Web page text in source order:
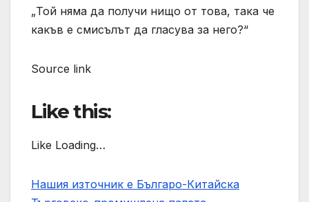
„Той няма да получи нищо от това, така че
какъв е смисълът да гласува за него?“
Source link
Like this:
Like Loading…
Нашия източник е Българо-Китайска